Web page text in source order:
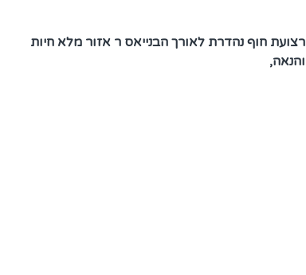
רצועת חוף נהדרת לאורך הבנייאס ר אזור מלא חיות
והנאה,